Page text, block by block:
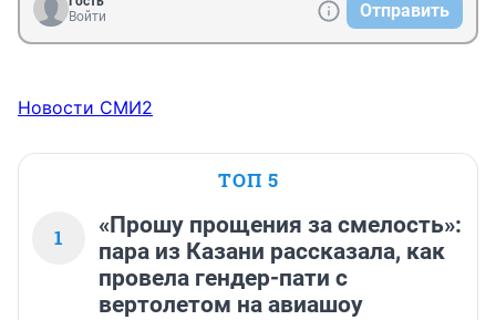
Войти
Отправить
Новости СМИ2
ТОП 5
1
«Прошу прощения за смелость»:
пара из Казани рассказала, как
провела гендер-пати с
вертолетом на авиашоу